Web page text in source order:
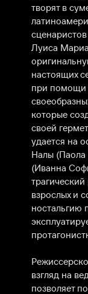
творят в
Луиса
настоящих
при помощи
которые
своей
удается на
Налы (Паола
(Иванна
взрослых и
ностальгию
взгляд на
позволяет